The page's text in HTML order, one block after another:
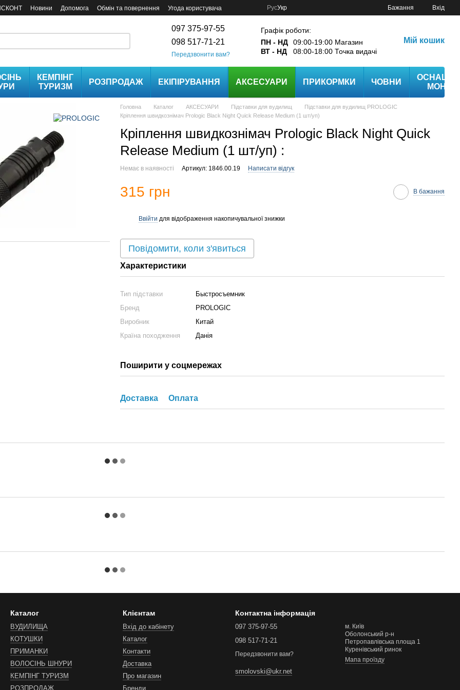
Новини Допомога Обмін та повернення Угода користувача РусУкр Бажання Вхід
097 375-97-55
098 517-71-21
Передзвонити вам?
Графік роботи:
ПН - НД
09:00-19:00 Магазин
ВТ - НД
08:00-18:00 Точка видачі
Мій кошик
КЕМПІНГ
ТУРИЗМ
РОЗПРОДАЖ ЕКІПІРУВАННЯ АКСЕСУАРИ ПРИКОРМКИ ЧОВНИ
Головна Каталог АКСЕСУАРИ Підставки для вудилищ
Підставки для вудилищ PROLOGIC
Кріплення швидкознімач Prologic Black Night Quick Release Medium (1 шт/уп)
Кріплення швидкознімач Prologic Black Night Quick
Release Medium (1 шт/уп) :
Немає в наявності Артикул: 1846.00.19 Написати відгук
315 грн В бажання
Ввійти для відображення накопичувальної знижки
Повідомити, коли з'явиться
Характеристики
Тип підставки
Быстросъемник
Бренд
PROLOGIC
Виробник
Китай
Країна походження
Данія
Поширити у соцмережах
Доставка Оплата
Каталог
ВУДИЛИЩА
КОТУШКИ
ПРИМАНКИ
ВОЛОСІНЬ ШНУРИ
КЕМПІНГ ТУРИЗМ
РОЗПРОДАЖ
Клієнтам
Вхід до кабінету
Каталог
Контакти
Доставка
Про магазин
Бренди
Контактна інформація
097 375-97-55
098 517-71-21
Передзвонити вам?
smolovski@ukr.net
м. Київ
Оболонський р-н
Петропавлівська площа 1
Куренівський ринок
Мапа проїзду